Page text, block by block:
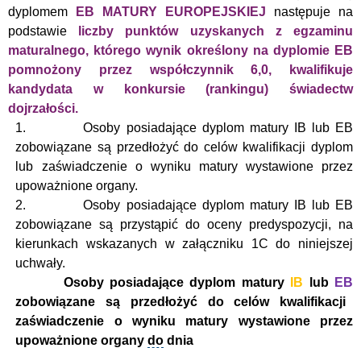
dyplomem
EB MATURY EUROPEJSKIEJ następuje na
podstawie
liczby punktów uzyskanych z egzaminu
maturalnego, którego wynik określony na dyplomie EB
pomnożony przez współczynnik 6,0, kwalifikuje
kandydata w konkursie (rankingu) świadectw
dojrzałości.
1.
Osoby posiadające dyplom matury IB lub EB
zobowiązane są przedłożyć do celów kwalifikacji dyplom
lub zaświadczenie o wyniku matury wystawione przez
upoważnione organy.
2.
Osoby posiadające dyplom matury IB lub EB
zobowiązane są przystąpić do oceny predyspozycji, na
kierunkach wskazanych w załączniku 1C do niniejszej
uchwały.
Osoby posiadające dyplom matury
IB lub EB
zobowiązane są przedłożyć do celów kwalifikacji
zaświadczenie o wyniku matury wystawione przez
upoważnione organydo dnia